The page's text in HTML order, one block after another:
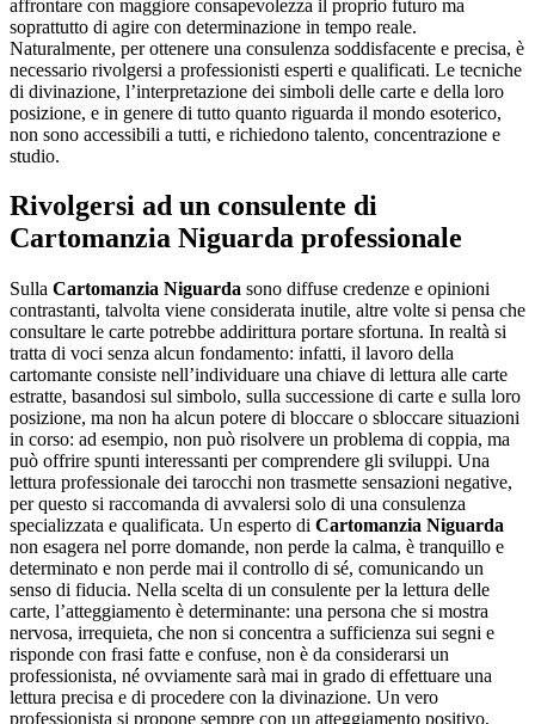
affrontare con maggiore consapevolezza il proprio futuro ma
soprattutto di agire con determinazione in tempo reale.
Naturalmente, per ottenere una consulenza soddisfacente e precisa, è
necessario rivolgersi a professionisti esperti e qualificati. Le tecniche
di divinazione, l’interpretazione dei simboli delle carte e della loro
posizione, e in genere di tutto quanto riguarda il mondo esoterico,
non sono accessibili a tutti, e richiedono talento, concentrazione e
studio.
Rivolgersi ad un consulente di
Cartomanzia Niguarda professionale
Sulla Cartomanzia Niguarda sono diffuse credenze e opinioni
contrastanti, talvolta viene considerata inutile, altre volte si pensa che
consultare le carte potrebbe addirittura portare sfortuna. In realtà si
tratta di voci senza alcun fondamento: infatti, il lavoro della
cartomante consiste nell’individuare una chiave di lettura alle carte
estratte, basandosi sul simbolo, sulla successione di carte e sulla loro
posizione, ma non ha alcun potere di bloccare o sbloccare situazioni
in corso: ad esempio, non può risolvere un problema di coppia, ma
può offrire spunti interessanti per comprendere gli sviluppi. Una
lettura professionale dei tarocchi non trasmette sensazioni negative,
per questo si raccomanda di avvalersi solo di una consulenza
specializzata e qualificata. Un esperto di Cartomanzia Niguarda
non esagera nel porre domande, non perde la calma, è tranquillo e
determinato e non perde mai il controllo di sé, comunicando un
senso di fiducia. Nella scelta di un consulente per la lettura delle
carte, l’atteggiamento è determinante: una persona che si mostra
nervosa, irrequieta, che non si concentra a sufficienza sui segni e
risponde con frasi fatte e confuse, non è da considerarsi un
professionista, né ovviamente sarà mai in grado di effettuare una
lettura precisa e di procedere con la divinazione. Un vero
professionista si propone sempre con un atteggiamento positivo,